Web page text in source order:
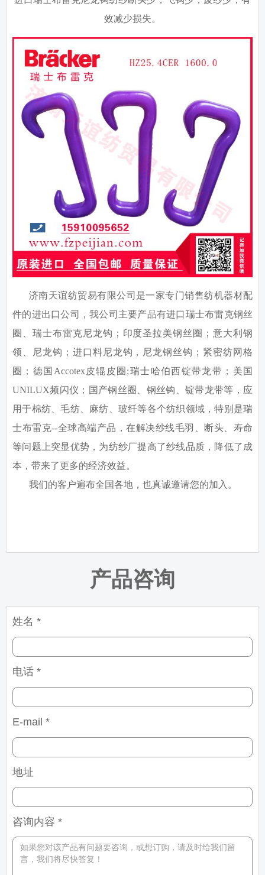
效减少损失。
济南天谊纺贸易有限公司是一家专门销售纺机器材配
件的进出口公司，我公司主要产品有进口瑞士布雷克钢丝
圈、瑞士布雷克尼龙钩；印度圣拉美钢丝圈；意大利钢
领、尼龙钩；进口料尼龙钩，尼龙钢丝钩；紧密纺网格
圈；德国 Accotex皮辊皮圈 ;瑞士哈伯西锭带龙带；美国
UNILUX频闪仪；国产钢丝圈、钢丝钩、锭带龙带等，应
用于棉纺、毛纺、麻纺、玻纤等各个纺织领域，特别是瑞
士布雷克--全球高端产品，在解决纱线毛羽、断头、寿命
等问题上突显优势，为纺纱厂提高了纱线品质，降低了成
本，带来了更多的经济效益。
我们的客户遍布全国各地，也真诚邀请您的加入。
产品咨询
姓名 *
电话 *
E-mail *
地址
咨询内容 *